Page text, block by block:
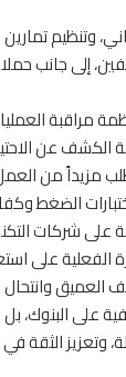
وتنظيم
إلى جانب
مراقبة
الكشف عن
مزيداً من
الضغط
على شركات
الفعلية على
العميق
على
الثقة